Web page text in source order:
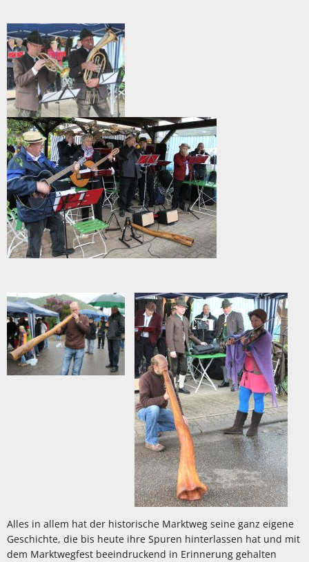
Alles in allem hat der historische Marktweg seine ganz eigene
Geschichte, die bis heute ihre Spuren hinterlassen hat und mit
dem Marktwegfest beeindruckend in Erinnerung gehalten